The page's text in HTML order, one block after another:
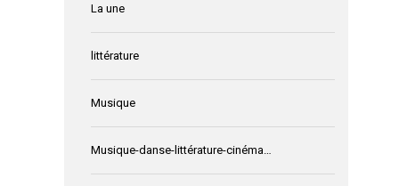
La une
littérature
Musique
Musique-danse-littérature-cinéma…